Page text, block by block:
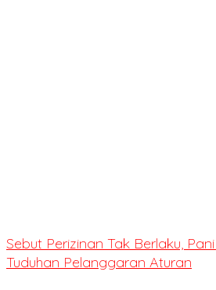
Sebut Perizinan Tak Berlaku,
Tuduhan Pelanggaran Aturan